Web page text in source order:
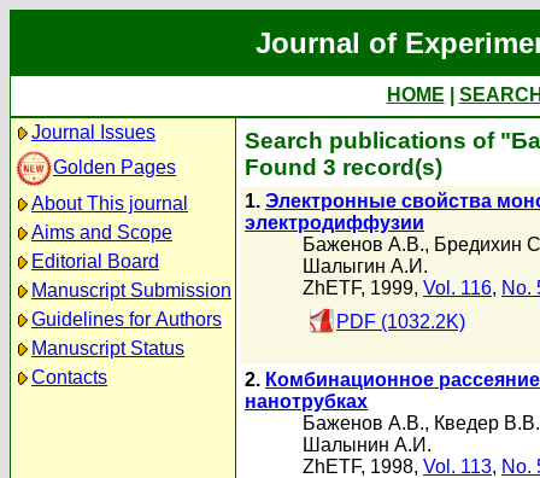
Journal of
HOME
Journal Issues
Golden Pages
About This journal
Aims and Scope
Editorial Board
Manuscript Submission
Guidelines for Authors
Manuscript Status
Contacts
Search publications of
Found 3 record(s)
1. Электронные свойства
электродиффузии
Баженов А.В., Бредихин
Шалыгин А.И.
ZhETF, 1999, Vol. 116, No.
PDF (1032.2K)
2. Комбинационное
нанотрубках
Баженов А.В., Кведер В.В.
Шалынин А.И.
ZhETF, 1998, Vol. 113, No.